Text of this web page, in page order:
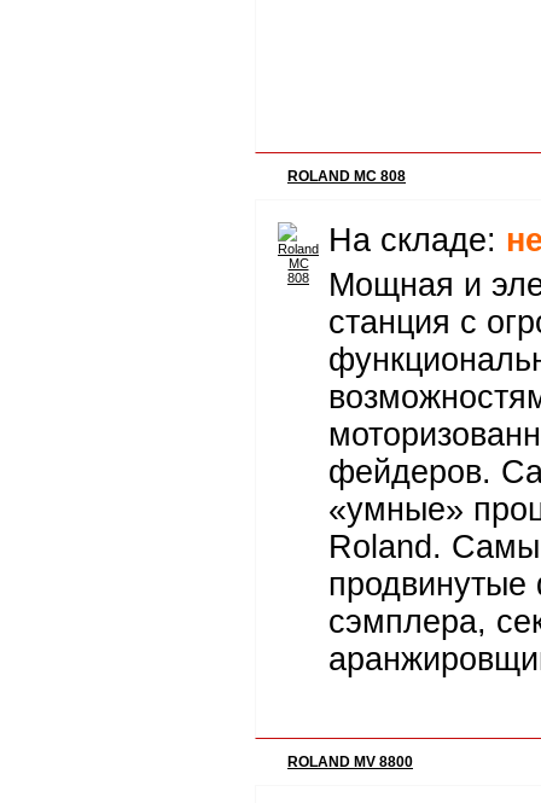
ROLAND MC 808
На складе:
Мощная и
станция с
фейдеров.
«умные»
Roland.
продвинутые
сэмплера,
ROLAND MV 8800